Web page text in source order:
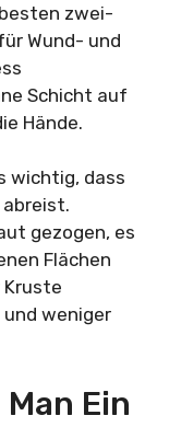
zwei-
Wund- und
Schicht auf
Hände.
wichtig, dass
abreist.
gezogen, es
Flächen
Kruste
weniger
Ein